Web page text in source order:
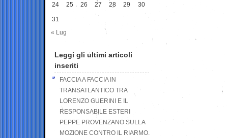
24 25 26 27 28 29 30
31
« Lug
Leggi gli ultimi articoli
inseriti
FACCIA A FACCIA IN
TRANSATLANTICO TRA
LORENZO GUERINI E IL
RESPONSABILE ESTERI
PEPPE PROVENZANO SULLA
MOZIONE CONTRO IL RIARMO.